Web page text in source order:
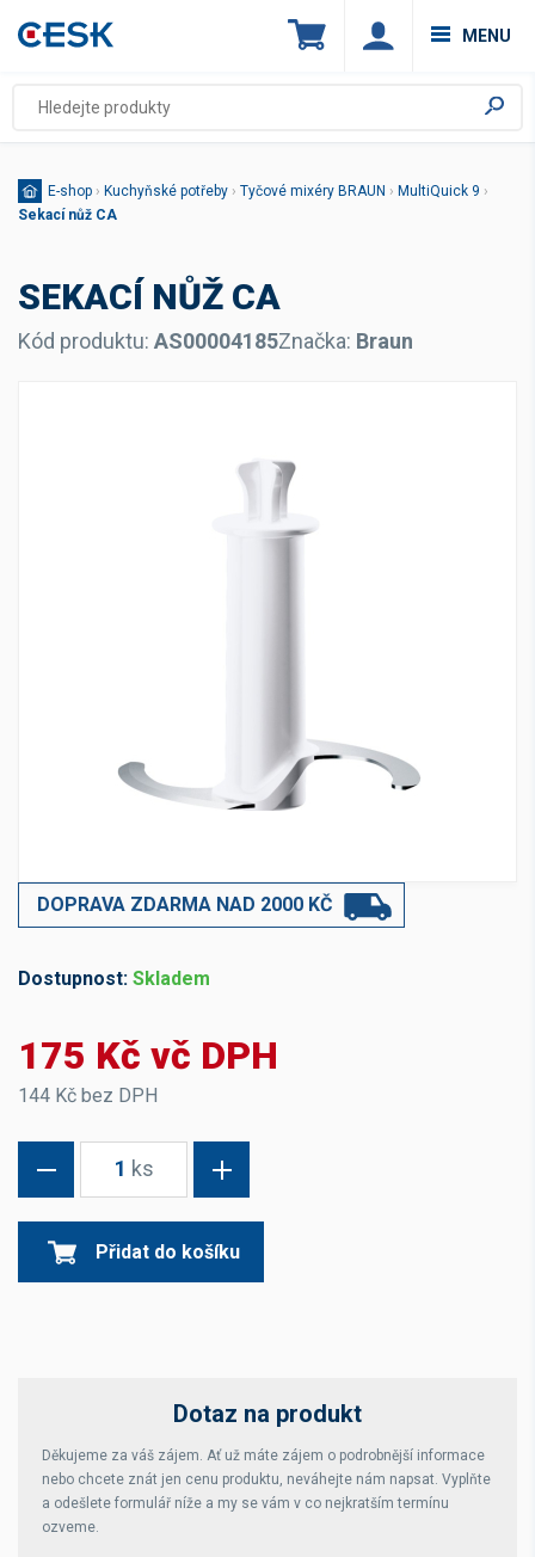
MENU
E-shop › Kuchyňské potřeby › Tyčové mixéry BRAUN › MultiQuick 9 ›
Sekací nůž CA
SEKACÍ NŮŽ CA
Kód produktu: AS00004185Značka: Braun
DOPRAVA ZDARMA NAD 2000 KČ
Dostupnost: Skladem
175 Kč vč DPH
144 Kč bez DPH
1 ks
Přidat do košíku
Dotaz na produkt
Děkujeme za váš zájem. Ať už máte zájem o podrobnější informace
nebo chcete znát jen cenu produktu, neváhejte nám napsat. Vyplňte
a odešlete formulář níže a my se vám v co nejkratším termínu
ozveme.